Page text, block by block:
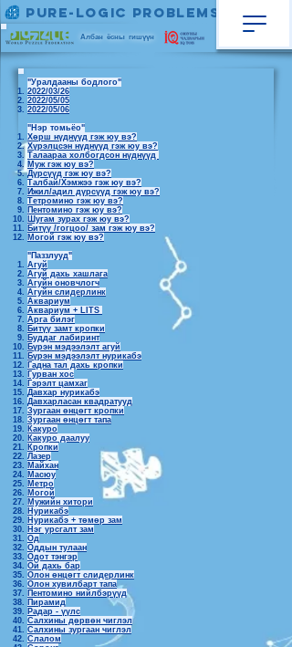
Албан ёсны гишүүн
Pure-Logic Problems
"Уралдааны бодлого"
2022/03/26
2022/05/05
2022/05/06
"Нэр томьёо"
Хөрш нүднүүд гэж юу вэ?
Хүрэлцсэн нүднүүд гэж юу вэ?
Талаараа холбогдсон нүднүүд
Муж гэж юу вэ?
Дүрсүүд гэж юу вэ?
Талбай/Хэмжээ гэж юу вэ?
Ижил/адил дүрсүүд гэж юу вэ?
Тетромино гэж юу вэ?
Пентомино гэж юу вэ?
Шугам зурах гэж юу вэ?
Битүү /гогцоо/ зам гэж юу вэ?
Могой гэж юу вэ?
"Паззлууд"
Агуй
Агуй дахь хашлага
Агуйн оновчлогч
Агуйн слидерлинк
Аквариум
Аквариум + LITS
Арга билэг
Битүү замт кропки
Буддаг лабиринт
Бүрэн мэдээлэлт агуй
Бүрэн мэдээлэлт нурикабэ
Гадна тал дахь кропки
Гурван хос
Гэрэлт цамхаг
Давхар нурикабэ
Давхарласан квадратууд
Зургаан өнцөгт кропки
Зургаан өнцөгт тапа
Какуро
Какуро даалуу
Кропки
Лазер
Майхан
Масюу
Метро
Могой
Мужийн хитори
Нурикабэ
Нурикабэ + төмөр зам
Нэг урсгалт зам
Од
Оддын тулаан
Одот тэнгэр
Ой дахь бар
Олон өнцөгт слидерлинк
Олон хувилбарт тапа
Пентомино нийлбэрүүд
Пирамид
Радар - үүлс
Салхины дөрвөн чиглэл
Салхины зургаан чиглэл
Слалом